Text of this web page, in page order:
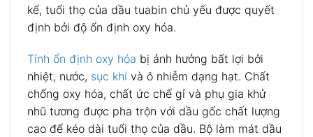
kể, tuổi thọ của dầu tuabin chủ yếu được quyết
định bởi độ ổn định oxy hóa.
Tính ổn định oxy hóa bị ảnh hưởng bất lợi bởi
nhiệt, nước, sục khí và ô nhiễm dạng hạt. Chất
chống oxy hóa, chất ức chế gỉ và phụ gia khử
nhũ tương được pha trộn với dầu gốc chất lượng
cao để kéo dài tuổi thọ của dầu. Bộ làm mát dầu